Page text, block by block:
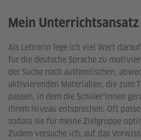
Mein Unterrichtsansatz
Als Lehrerin lege ich viel Wert
für die deutsche Sprache zu
der Suche nach authentischen,
aktivierenden Materialien, die zum
passen, in dem die Schüler*innen
ihrem Niveau entsprechen. Oft
sodass sie für meine Zielgruppe
Zudem versuche ich, auf das